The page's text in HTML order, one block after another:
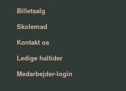
Billetsalg
Skolemad
Kontakt os
Ledige haltider
Medarbejder-login